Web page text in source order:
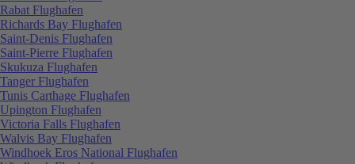
Rabat Flughafen
Richards Bay Flughafen
Saint-Denis Flughafen
Saint-Pierre Flughafen
Skukuza Flughafen
Tanger Flughafen
Tunis Carthage Flughafen
Upington Flughafen
Victoria Falls Flughafen
Walvis Bay Flughafen
Windhoek Eros National Flughafen